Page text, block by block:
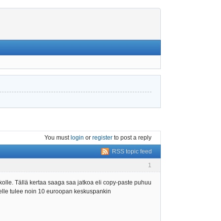
You must login or register to post a reply
RSS topic feed
1
Tällä kertaa saaga saa jatkoa eli copy-paste puhuu
tulee noin 10 euroopan keskuspankin